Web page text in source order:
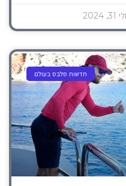
31, 2024
חדשות סלבס בעולם